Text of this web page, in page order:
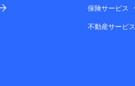
保険サービス
不動産サービス